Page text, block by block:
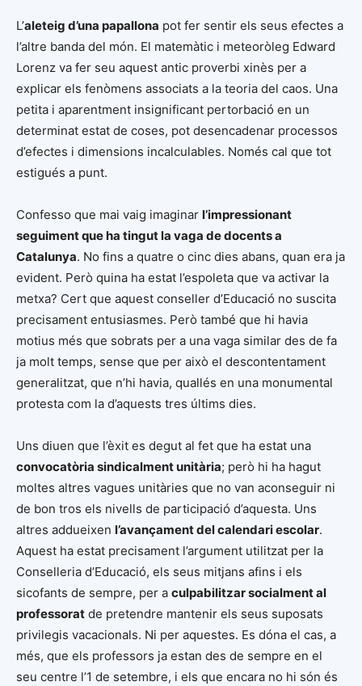
L’aleteig d’una papallona pot fer sentir els seus efectes a
l’altre banda del món. El matemàtic i meteoròleg Edward
Lorenz va fer seu aquest antic proverbi xinès per a
explicar els fenòmens associats a la teoria del caos. Una
petita i aparentment insignificant pertorbació en un
determinat estat de coses, pot desencadenar processos
d’efectes i dimensions incalculables. Només cal que tot
estigués a punt.
Confesso que mai vaig imaginar l’impressionant
seguiment que ha tingut la vaga de docents a
Catalunya. No fins a quatre o cinc dies abans, quan era ja
evident. Però quina ha estat l’espoleta que va activar la
metxa? Cert que aquest conseller d’Educació no suscita
precisament entusiasmes. Però també que hi havia
motius més que sobrats per a una vaga similar des de fa
ja molt temps, sense que per això el descontentament
generalitzat, que n’hi havia, quallés en una monumental
protesta com la d’aquests tres últims dies.
Uns diuen que l’èxit es degut al fet que ha estat una
convocatòria sindicalment unitària; però hi ha hagut
moltes altres vagues unitàries que no van aconseguir ni
de bon tros els nivells de participació d’aquesta. Uns
altres addueixen l’avançament del calendari escolar.
Aquest ha estat precisament l’argument utilitzat per la
Conselleria d’Educació, els seus mitjans afins i els
sicofants de sempre, per a culpabilitzar socialment al
professorat de pretendre mantenir els seus suposats
privilegis vacacionals. Ni per aquestes. Es dóna el cas, a
més, que els professors ja estan des de sempre en el
seu centre l’1 de setembre, i els que encara no hi són és